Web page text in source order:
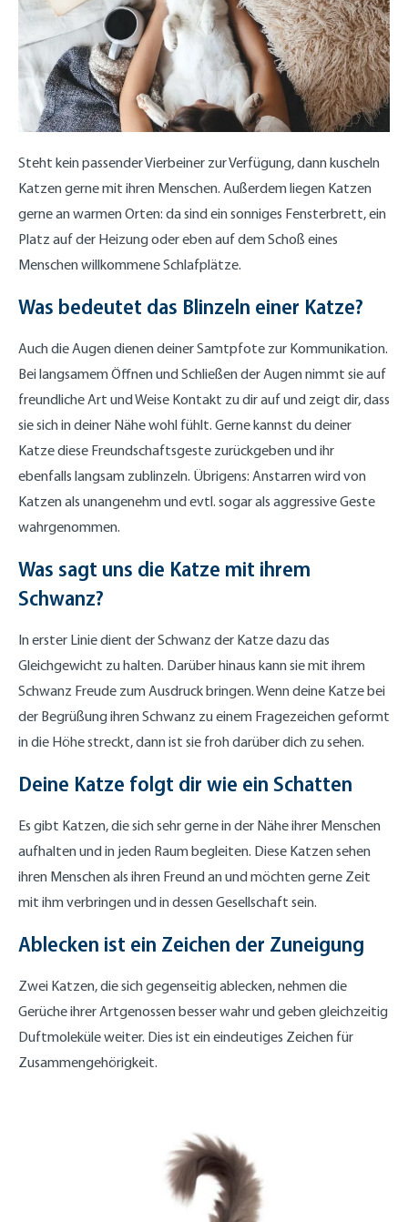
Steht kein passender Vierbeiner zur Verfügung, dann kuscheln
Katzen gerne mit ihren Menschen. Außerdem liegen Katzen
gerne an warmen Orten: da sind ein sonniges Fensterbrett, ein
Platz auf der Heizung oder eben auf dem Schoß eines
Menschen willkommene Schlafplätze.
Was bedeutet das Blinzeln einer Katze?
Auch die Augen dienen deiner Samtpfote zur Kommunikation.
Bei langsamem Öffnen und Schließen der Augen nimmt sie auf
freundliche Art und Weise Kontakt zu dir auf und zeigt dir, dass
sie sich in deiner Nähe wohl fühlt. Gerne kannst du deiner
Katze diese Freundschaftsgeste zurückgeben und ihr
ebenfalls langsam zublinzeln. Übrigens: Anstarren wird von
Katzen als unangenehm und evtl. sogar als aggressive Geste
wahrgenommen.
Was sagt uns die Katze mit ihrem
Schwanz?
In erster Linie dient der Schwanz der Katze dazu das
Gleichgewicht zu halten. Darüber hinaus kann sie mit ihrem
Schwanz Freude zum Ausdruck bringen. Wenn deine Katze bei
der Begrüßung ihren Schwanz zu einem Fragezeichen geformt
in die Höhe streckt, dann ist sie froh darüber dich zu sehen.
Deine Katze folgt dir wie ein Schatten
Es gibt Katzen, die sich sehr gerne in der Nähe ihrer Menschen
aufhalten und in jeden Raum begleiten. Diese Katzen sehen
ihren Menschen als ihren Freund an und möchten gerne Zeit
mit ihm verbringen und in dessen Gesellschaft sein.
Ablecken ist ein Zeichen der Zuneigung
Zwei Katzen, die sich gegenseitig ablecken, nehmen die
Gerüche ihrer Artgenossen besser wahr und geben gleichzeitig
Duftmoleküle weiter. Dies ist ein eindeutiges Zeichen für
Zusammengehörigkeit.